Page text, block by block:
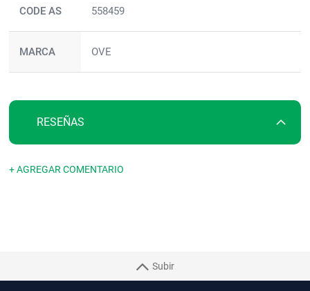
CODE AS 558459
MARCA OVE
RESEÑAS
+ AGREGAR COMENTARIO
Subir